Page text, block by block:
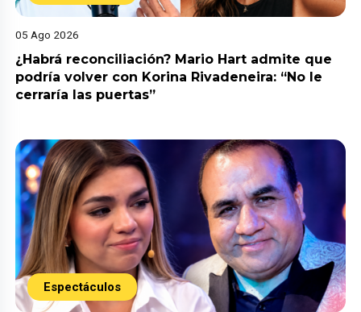
05 Ago 2026
¿Habrá reconciliación? Mario Hart admite que
podría volver con Korina Rivadeneira: “No le
cerraría las puertas”
Espectáculos